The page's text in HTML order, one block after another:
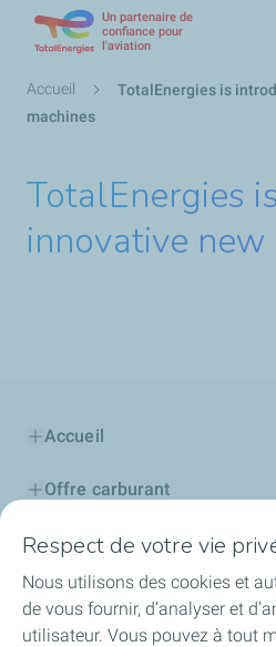
Un partenaire de
confiance pour
l'aviation
Fil
d'Ariane
Accueil
TotalEnergies​​ is
machines
TotalEnergies​​
innovative new
Accueil
Offre carburant
Services
Blog
Respect de votre vie
Nous utilisons des cookies et
de vous fournir, d’analyser et
utilisateur. Vous pouvez à tout